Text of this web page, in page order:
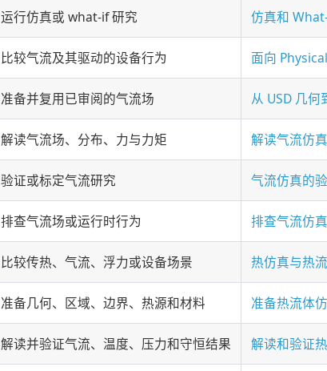
运行仿真或 what-if 研究 仿真和
比较气流及其驱动的设备行为 面向
准备并复用已审阅的气流场 从 USD 几何
解读气流场、分布、力与力矩 解读气流仿
验证或标定气流研究 气流仿真的
排查气流场或运行时行为 排查气流仿
比较传热、气流、浮力或设备场景 热仿真与热
准备几何、区域、边界、热源和材料 准备热流体
解读并验证气流、温度、压力和守恒结果 解读和验证